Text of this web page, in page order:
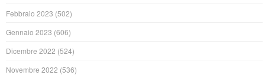
Febbraio 2023 (502)
Gennaio 2023 (606)
Dicembre 2022 (524)
Novembre 2022 (536)